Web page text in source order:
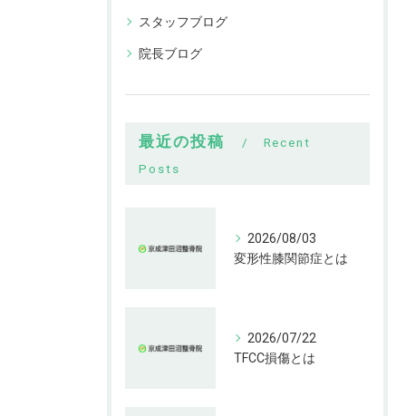
スタッフブログ
院長ブログ
最近の投稿
Recent
Posts
2026/08/03
変形性膝関節症とは
2026/07/22
TFCC損傷とは